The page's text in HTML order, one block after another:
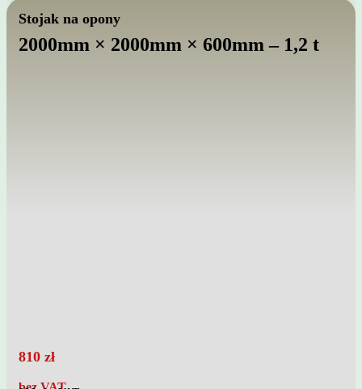
Stojak na opony
2000mm × 2000mm × 600mm – 1,2 t
810 zł